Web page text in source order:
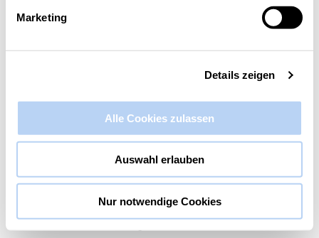
Marketing
Details zeigen
Alle Cookies zulassen
Auswahl erlauben
Nur notwendige Cookies
Erft“